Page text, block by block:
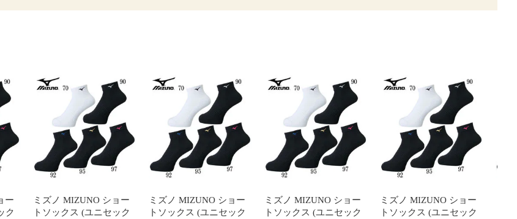
ー
ク
ミズノ MIZUNO ショー
トソックス (ユニセック
ミズノ MIZUNO ショー
トソックス (ユニセック
ミズノ MIZUNO ショー
トソックス (ユニセック
ミズノ MIZUNO ショー
トソックス (ユニセック